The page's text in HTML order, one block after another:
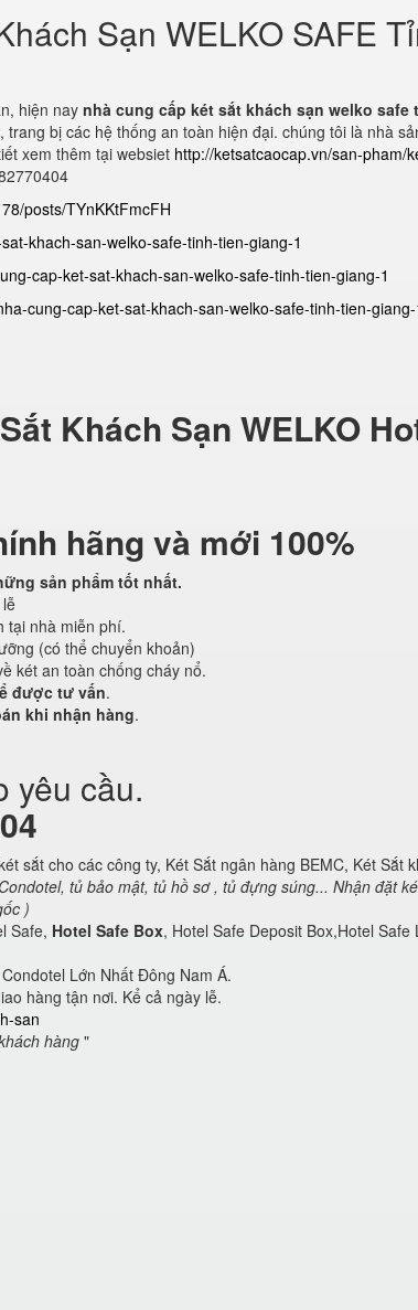
Sạn WELKO SAFE
hiện nay nhà cung cấp két sắt khách sạn welko safe
bị các hệ thống an toàn hiện đại. chúng tôi là nhà
xem thêm tại websiet http://ketsatcaocap.vn/san-pham/
posts/TYnKKtFmcFH
khach-san-welko-safe-tinh-tien-giang-1
cap-ket-sat-khach-san-welko-safe-tinh-tien-giang-1
cung-cap-ket-sat-khach-san-welko-safe-tinh-tien-giang-
Khách Sạn WELKO
hãng và mới 100%
sản phẩm tốt nhất.
tại nhà miễn phí.
(có thể chuyển khoản)
két an toàn chống cháy nổ.
được tư vấn.
khi nhận hàng.
yêu cầu.
sắt cho các công ty, Két Sắt ngân hàng BEMC, Két Sắt
tủ bảo mật, tủ hồ sơ , tủ đựng súng... Nhận đặt
)
Safe, Hotel Safe Box, Hotel Safe Deposit Box,Hotel Safe
Lớn Nhất Đông Nam Á.
hàng tận nơi. Kể cả ngày lễ.
san
hàng "